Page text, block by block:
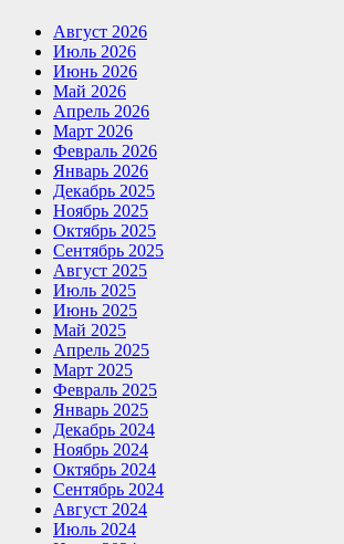
Август 2026
Июль 2026
Июнь 2026
Май 2026
Апрель 2026
Март 2026
Февраль 2026
Январь 2026
Декабрь 2025
Ноябрь 2025
Октябрь 2025
Сентябрь 2025
Август 2025
Июль 2025
Июнь 2025
Май 2025
Апрель 2025
Март 2025
Февраль 2025
Январь 2025
Декабрь 2024
Ноябрь 2024
Октябрь 2024
Сентябрь 2024
Август 2024
Июль 2024